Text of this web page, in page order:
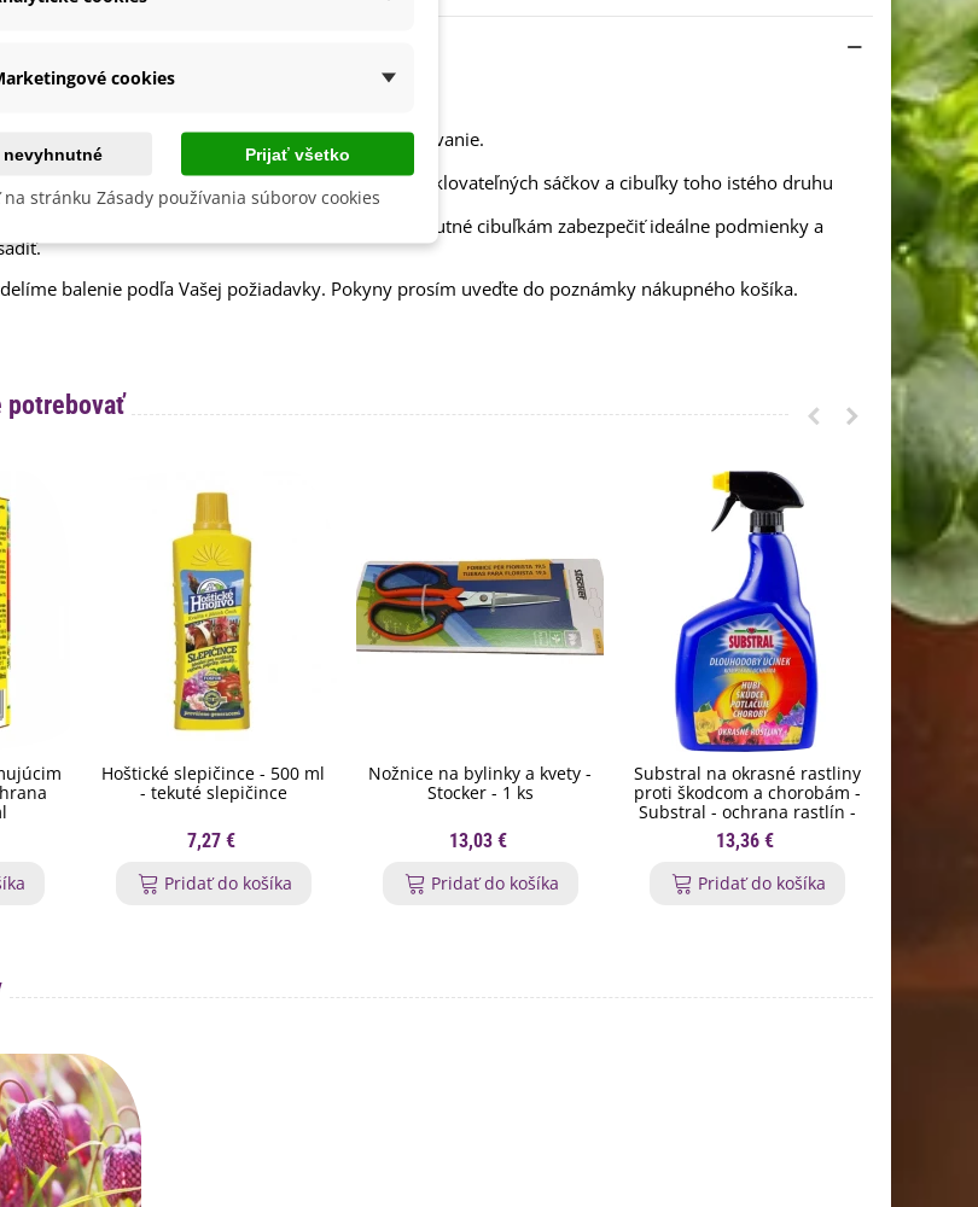
označený názvom, obrázkom a postupom na pestovanie.
preto cibuľoviny balíme do papierových recyklovateľných sáčkov a cibuľky toho istého druhu
deň odoslania. Bezprostredne po ich obdržaní je nutné cibuľkám zabezpečiť ideálne podmienky a
balenie podľa Vašej požiadavky. Pokyny prosím uveďte do poznámky nákupného košíka.
potrebovať
Hoštické slepičince - 500 ml
- tekuté slepičince
7,27 €
Pridať do košíka
Nožnice na bylinky a kvety -
Stocker - 1 ks
13,03 €
Pridať do košíka
Substral na okrasné rastliny
proti škodcom a chorobám -
Substral - ochrana rastlín -
800 ml
13,36 €
Pridať do košíka
cookies
nevyhnutné Prijať všetko
na stránku Zásady používania súborov cookies